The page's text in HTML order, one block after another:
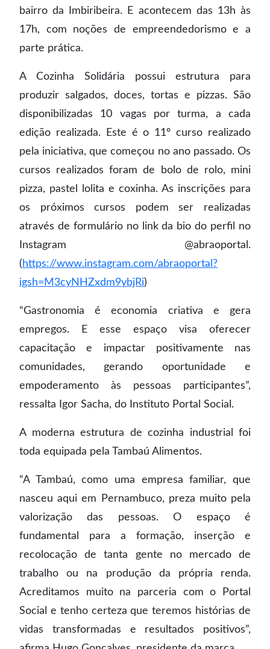
bairro da Imbiribeira. E acontecem das 13h às
17h, com noções de empreendedorismo e a
parte prática.
A Cozinha Solidária possui estrutura para
produzir salgados, doces, tortas e pizzas. São
disponibilizadas 10 vagas por turma, a cada
edição realizada. Este é o 11º curso realizado
pela iniciativa, que começou no ano passado. Os
cursos realizados foram de bolo de rolo, mini
pizza, pastel lolita e coxinha. As inscrições para
os próximos cursos podem ser realizadas
através de formulário no link da bio do perfil no
Instagram @abraoportal.
( https://www.instagram.com/abraoportal?
igsh=M3cyNHZxdm9ybjRi)
“Gastronomia é economia criativa e gera
empregos. E esse espaço visa oferecer
capacitação e impactar positivamente nas
comunidades, gerando oportunidade e
empoderamento às pessoas participantes”,
ressalta Igor Sacha, do Instituto Portal Social.
A moderna estrutura de cozinha industrial foi
toda equipada pela Tambaú Alimentos.
“A Tambaú, como uma empresa familiar, que
nasceu aqui em Pernambuco, preza muito pela
valorização das pessoas. O espaço é
fundamental para a formação, inserção e
recolocação de tanta gente no mercado de
trabalho ou na produção da própria renda.
Acreditamos muito na parceria com o Portal
Social e tenho certeza que teremos histórias de
vidas transformadas e resultados positivos”,